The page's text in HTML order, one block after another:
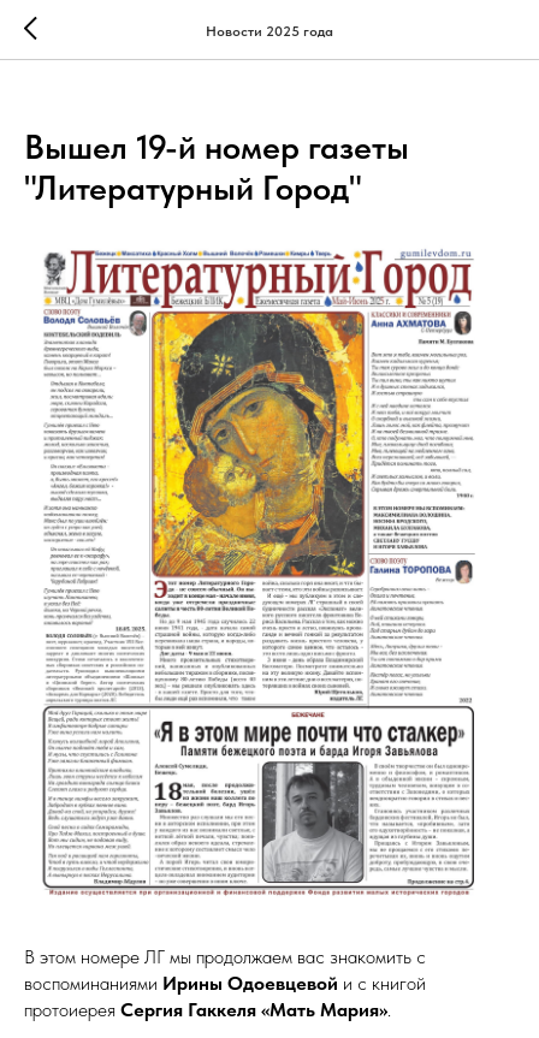
Новости 2025 года
Вышел 19-й номер газеты
"Литературный Город"
В этом номере ЛГ мы продолжаем вас знакомить с
воспоминаниями Ирины Одоевцевой и с книгой
протоиерея Сергия Гаккеля «Мать Мария»